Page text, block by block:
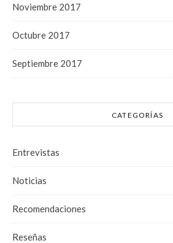
Noviembre 2017
Octubre 2017
Septiembre 2017
CATEGORÍAS
Entrevistas
Noticias
Recomendaciones
Reseñas